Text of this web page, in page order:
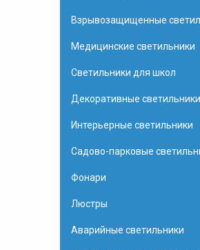
Взрывозащищенные
Медицинские светильники
Светильники для школ
Декоративные светильники
Интерьерные светильники
Садово-парковые
Фонари
Люстры
Аварийные светильники